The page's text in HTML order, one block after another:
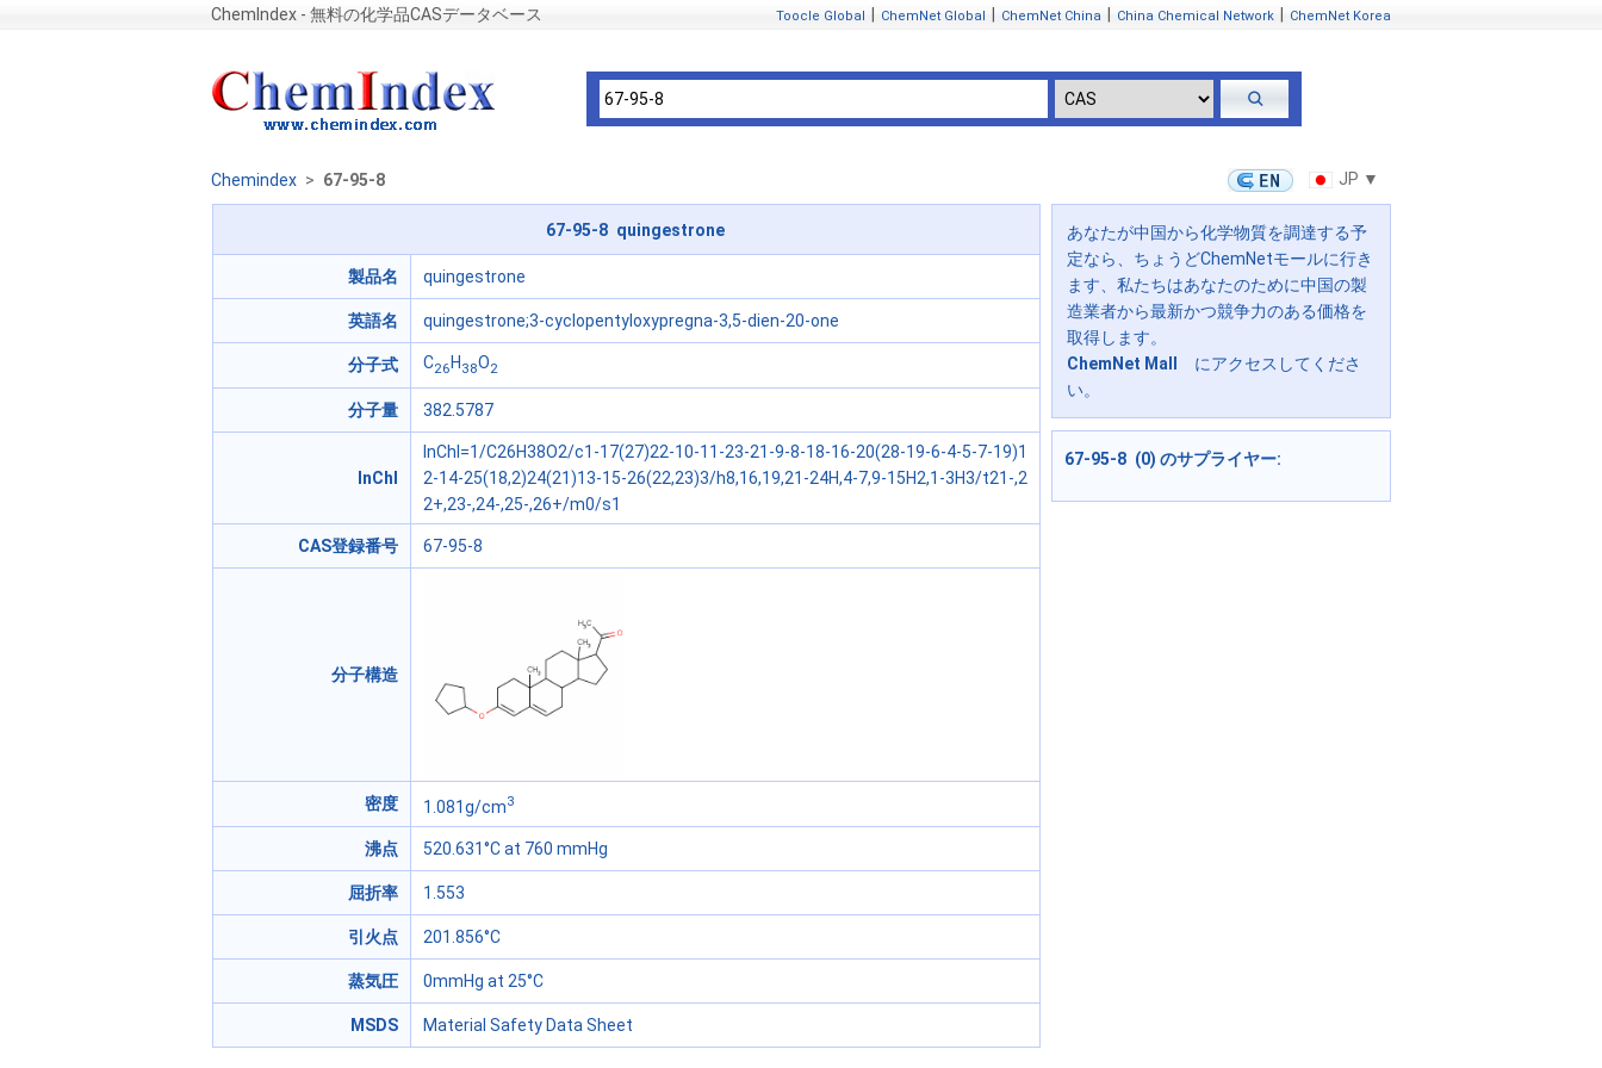
ChemIndex - 無料の化学品CASデータベース Toocle Global ChemNet Global ChemNet China China Chemical Network ChemNet Korea
Chemindex > 67-95-8 JP ▼
67-95-8 quingestrone
製品名 quingestrone
英語名 quingestrone;3-cyclopentyloxypregna-3,5-dien-20-one
分子式 C26 H 38O2
分子量 382.5787
InChI
InChI=1/C26H38O2/c1-17(27)22-10-11-23-21-9-8-18-16-20(28-19-6-4-5-7-19)1
2-14-25(18,2)24(21)13-15-26(22,23)3/h8,16,19,21-24H,4-7,9-15H2,1-3H3/t21-,2
2+,23-,24-,25-,26+/m0/s1
CAS登録番号 67-95-8
分子構造
密度 1.081g/cm3
沸点 520.631°C at 760 mmHg
屈折率 1.553
引火点 201.856°C
蒸気圧 0mmHg at 25°C
MSDS Material Safety Data Sheet
あなたが中国から化学物質を調達する予
定なら、ちょうどChemNetモールに行き
ます、私たちはあなたのために中国の製
造業者から最新かつ競争力のある価格を
取得します。
ChemNet Mall
にアクセスしてくださ
い。
67-95-8 (0) のサプライヤー: